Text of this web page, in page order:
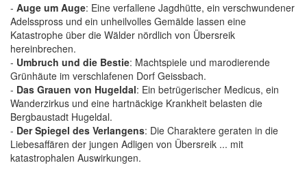
- Auge um Auge: Eine verfallene Jagdhütte, ein verschwundener
Adelsspross und ein unheilvolles Gemälde lassen eine
Katastrophe über die Wälder nördlich von Übersreik
hereinbrechen.
- Umbruch und die Bestie: Machtspiele und marodierende
Grünhäute im verschlafenen Dorf Geissbach.
- Das Grauen von Hugeldal: Ein betrügerischer Medicus, ein
Wanderzirkus und eine hartnäckige Krankheit belasten die
Bergbaustadt Hugeldal.
- Der Spiegel des Verlangens: Die Charaktere geraten in die
Liebesaffären der jungen Adligen von Übersreik ... mit
katastrophalen Auswirkungen.